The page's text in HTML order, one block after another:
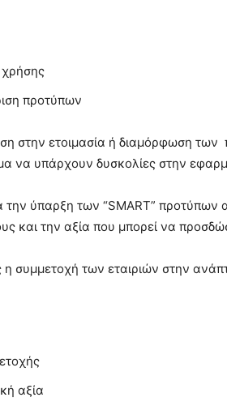
χρήσης
προτύπων
στην ετοιμασία ή διαμόρφωση
να υπάρχουν δυσκολίες στην
ύπαρξη των “SMART” προτύπων
και την αξία που μπορεί να
συμμετοχή των εταιριών στην
αξία